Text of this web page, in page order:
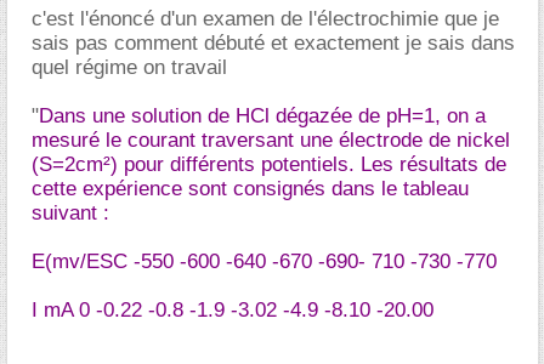
c'est l'énoncé d'un examen de l'électrochimie que je
sais pas comment débuté et exactement je sais dans
quel régime on travail
"Dans une solution de HCl dégazée de pH=1, on a
mesuré le courant traversant une électrode de nickel
(S=2cm²) pour différents potentiels. Les résultats de
cette expérience sont consignés dans le tableau
suivant :
E(mv/ESC -550 -600 -640 -670 -690- 710 -730 -770
I mA 0 -0.22 -0.8 -1.9 -3.02 -4.9 -8.10 -20.00